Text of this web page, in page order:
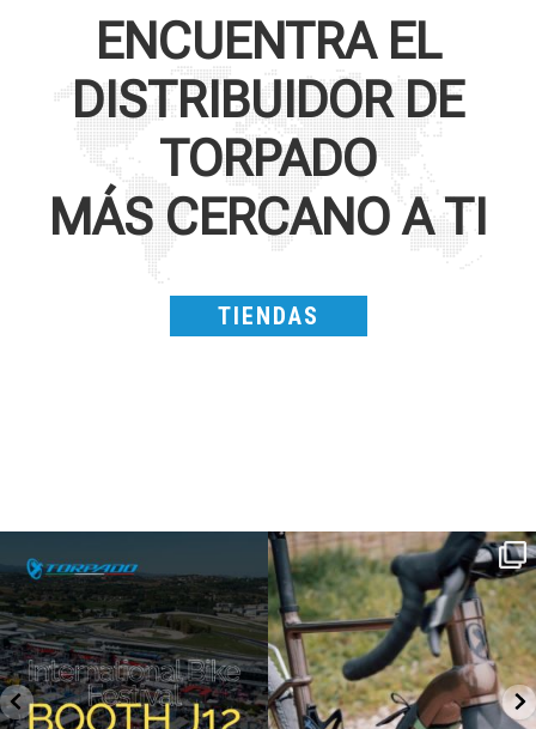
ENCUENTRA EL
DISTRIBUIDOR DE
TORPADO
MÁS CERCANO A TI
TIENDAS
IBF sta per...
8 0
Kepler R è la gravel pensata per affrontare
lunghe...
26 0